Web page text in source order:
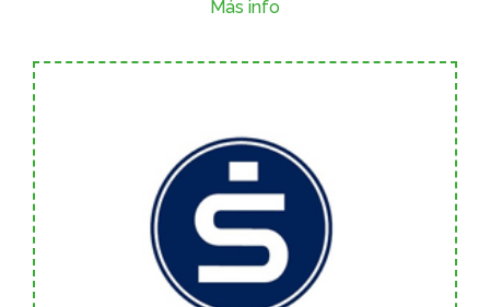
Más info